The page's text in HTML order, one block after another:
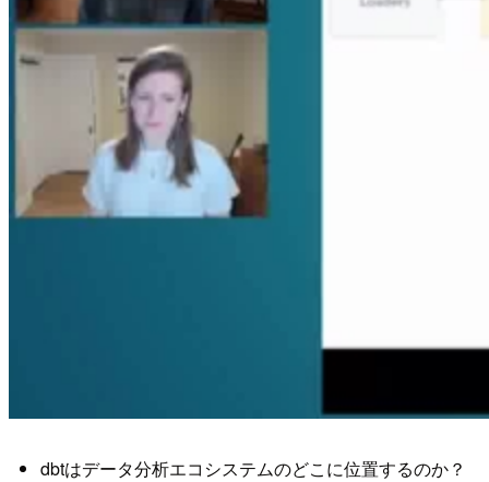
dbtはデータ分析エコシステムのどこに位置するのか？